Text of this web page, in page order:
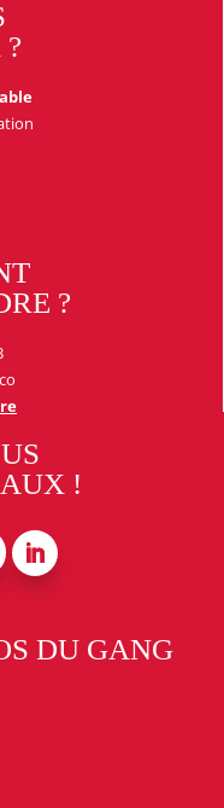
?
!
DU GANG